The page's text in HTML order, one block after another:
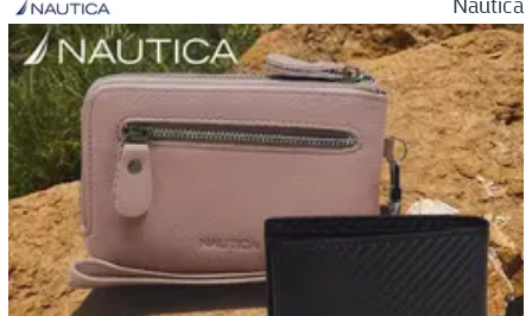
Nautica